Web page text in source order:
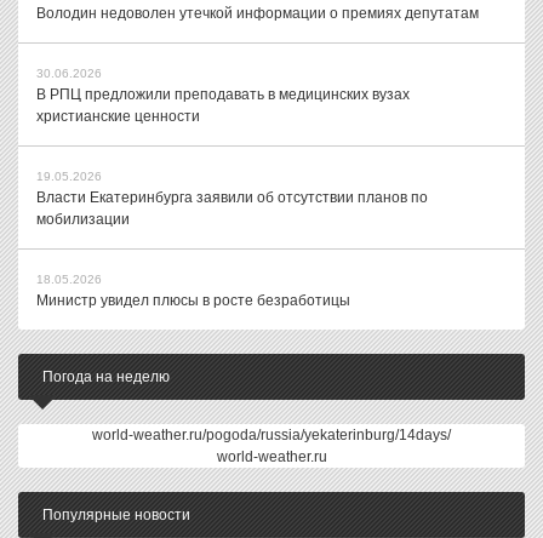
Володин недоволен утечкой информации о премиях депутатам
30.06.2026
В РПЦ предложили преподавать в медицинских вузах
христианские ценности
19.05.2026
Власти Екатеринбурга заявили об отсутствии планов по
мобилизации
18.05.2026
Министр увидел плюсы в росте безработицы
Погода на неделю
world-weather.ru/pogoda/russia/yekaterinburg/14days/
world-weather.ru
Популярные новости